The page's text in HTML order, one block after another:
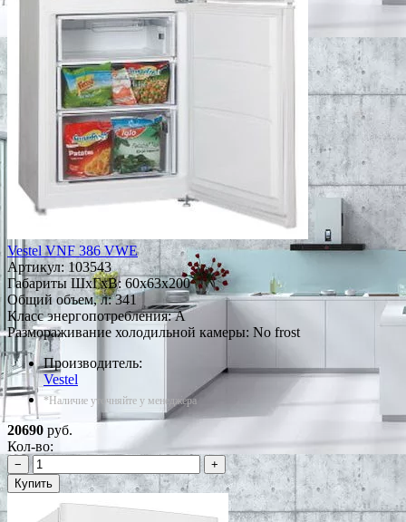
Vestel VNF 386 VWE
Артикул: 103543
Габариты ШxГxВ: 60x63x200
Общий объем, л: 341
Класс энергопотребления: A
Размораживание холодильной камеры: No frost
Производитель:
Vestel
*Наличие уточняйте у менеджера
20690 руб.
Кол-во:
−
+
Купить